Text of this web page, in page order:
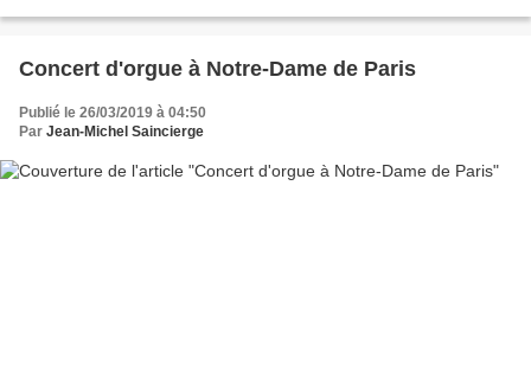
Concert d'orgue à Notre-Dame de Paris
Publié le 26/03/2019 à 04:50
Par Jean-Michel Saincierge